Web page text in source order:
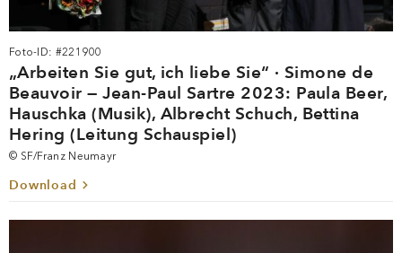
Foto-ID: #221900
„Arbeiten Sie gut, ich liebe Sie“ · Simone de
Beauvoir — Jean-Paul Sartre 2023: Paula Beer,
Hauschka (Musik), Albrecht Schuch, Bettina
Hering (Leitung Schauspiel)
© SF/Franz Neumayr
Download